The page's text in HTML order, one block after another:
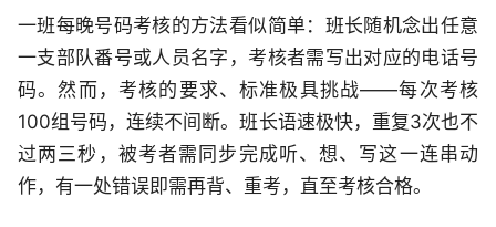
一班每晚号码考核的方法看似简单：班长随机念出任意
一支部队番号或人员名字，考核者需写出对应的电话号
码。然而，考核的要求、标准极具挑战——每次考核
100组号码，连续不间断。班长语速极快，重复3次也不
过两三秒，被考者需同步完成听、想、写这一连串动
作，有一处错误即需再背、重考，直至考核合格。